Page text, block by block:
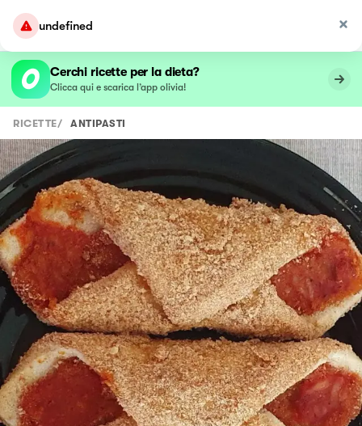
undefined
Cerchi ricette per la dieta?
Clicca qui e scarica l’app olivia!
RICETTE/ ANTIPASTI